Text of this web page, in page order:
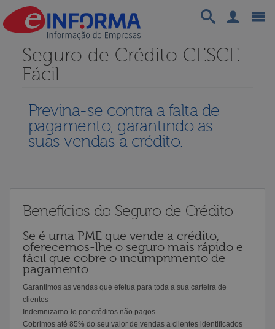
Seguro de Crédito CESCE
Fácil
Previna-se contra a falta de
pagamento, garantindo as
suas vendas a crédito.
Benefícios do Seguro de Crédito
Se é uma PME que vende a crédito,
oferecemos-lhe o seguro mais rápido e
fácil que cobre o incumprimento de
pagamento.
Garantimos as vendas que efetua para toda a sua carteira de
clientes
Indemnizamo-lo por créditos não pagos
Cobrimos até 85% do seu valor de vendas a clientes identificados